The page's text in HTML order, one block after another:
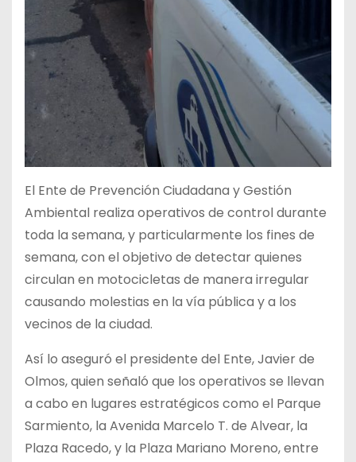
El Ente de Prevención Ciudadana y Gestión
Ambiental realiza operativos de control durante
toda la semana, y particularmente los fines de
semana, con el objetivo de detectar quienes
circulan en motocicletas de manera irregular
causando molestias en la vía pública y a los
vecinos de la ciudad.
Así lo aseguró el presidente del Ente, Javier de
Olmos, quien señaló que los operativos se llevan
a cabo en lugares estratégicos como el Parque
Sarmiento, la Avenida Marcelo T. de Alvear, la
Plaza Racedo, y la Plaza Mariano Moreno, entre